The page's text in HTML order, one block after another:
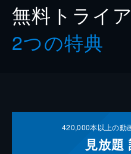
無料トライ
2つの特典
420,000本以上の動
見放題